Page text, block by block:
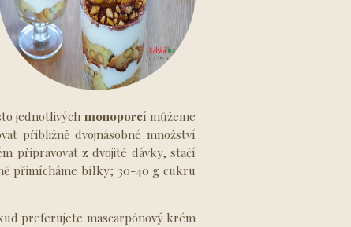
jednotlivých monoporcí můžeme
přibližně dvojnásobné množství
připravovat z dvojité dávky, stačí
přimícháme bílky; 30-40 g cukru
preferujete mascarpónový krém